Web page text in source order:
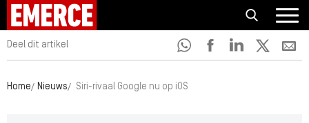
Deel dit artikel
Home Nieuws Siri-rivaal Google nu op iOS